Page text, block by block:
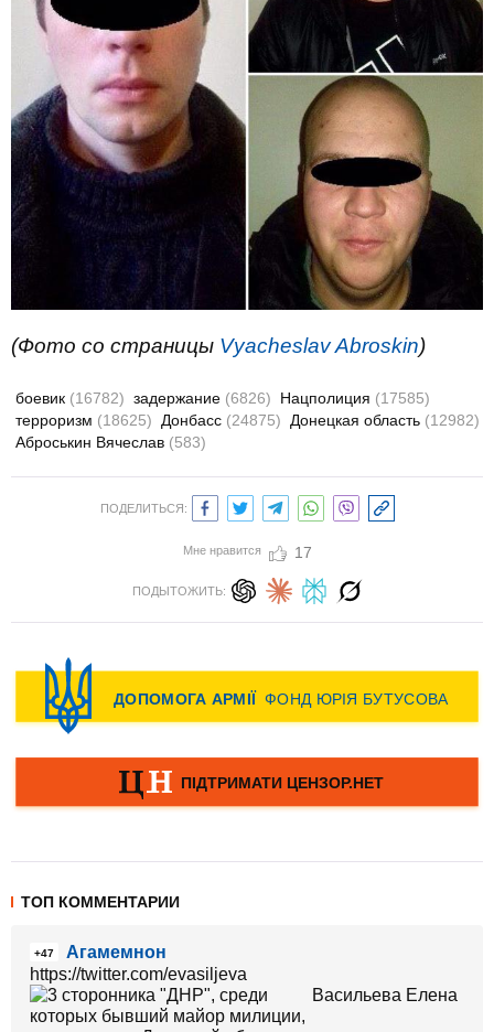
(Фото со страницы Vyacheslav Abroskin)
боевик (16782) задержание (6826) Нацполиция (17585)
терроризм (18625) Донбасс (24875) Донецкая область (12982)
Аброськин Вячеслав (583)
ПОДЕЛИТЬСЯ:
Мне нравится 17
ПОДЫТОЖИТЬ:
ТОП КОММЕНТАРИИ
+47
Агамемнон
https://twitter.com/evasiljeva
Васильева Елена